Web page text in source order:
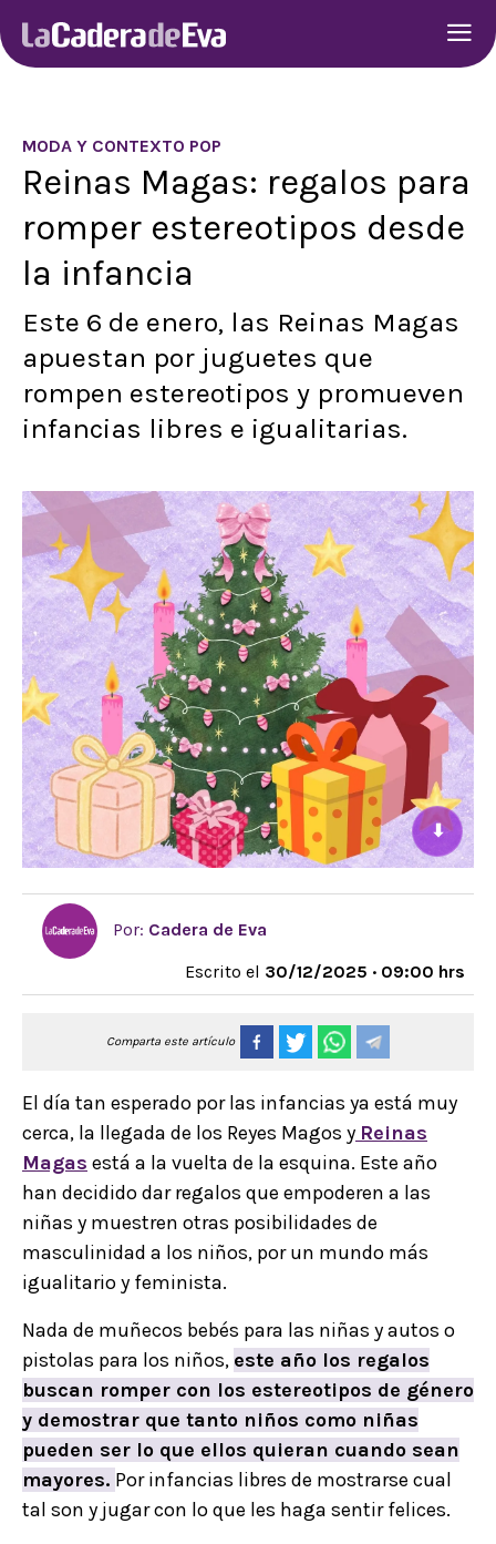
MODA Y CONTEXTO POP
Reinas Magas: regalos para
romper estereotipos desde
la infancia
Este 6 de enero, las Reinas Magas
apuestan por juguetes que
rompen estereotipos y promueven
infancias libres e igualitarias.
⬇
Por: Cadera de Eva
Escrito el 30/12/2025 · 09:00 hrs
Comparta este artículo
El día tan esperado por las infancias ya está muy
cerca, la llegada de los Reyes Magos y Reinas
Magas está a la vuelta de la esquina. Este año
han decidido dar regalos que empoderen a las
niñas y muestren otras posibilidades de
masculinidad a los niños, por un mundo más
igualitario y feminista.
Nada de muñecos bebés para las niñas y autos o
pistolas para los niños, este año los regalos
buscan romper con los estereotipos de género
y demostrar que tanto niños como niñas
pueden ser lo que ellos quieran cuando sean
mayores. Por infancias libres de mostrarse cual
tal son y jugar con lo que les haga sentir felices.